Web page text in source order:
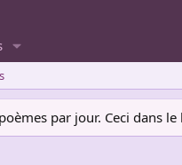
par jour. Ceci dans